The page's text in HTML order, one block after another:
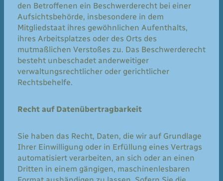
den Betroffenen ein Beschwerderecht bei einer
Aufsichtsbehörde, insbesondere in dem
Mitgliedstaat ihres gewöhnlichen Aufenthalts,
ihres Arbeitsplatzes oder des Orts des
mutmaßlichen Verstoßes zu. Das Beschwerderecht
besteht unbeschadet anderweitiger
verwaltungsrechtlicher oder gerichtlicher
Rechtsbehelfe.
Recht auf Datenübertragbarkeit
Sie haben das Recht, Daten, die wir auf Grundlage
Ihrer Einwilligung oder in Erfüllung eines Vertrags
automatisiert verarbeiten, an sich oder an einen
Dritten in einem gängigen, maschinenlesbaren